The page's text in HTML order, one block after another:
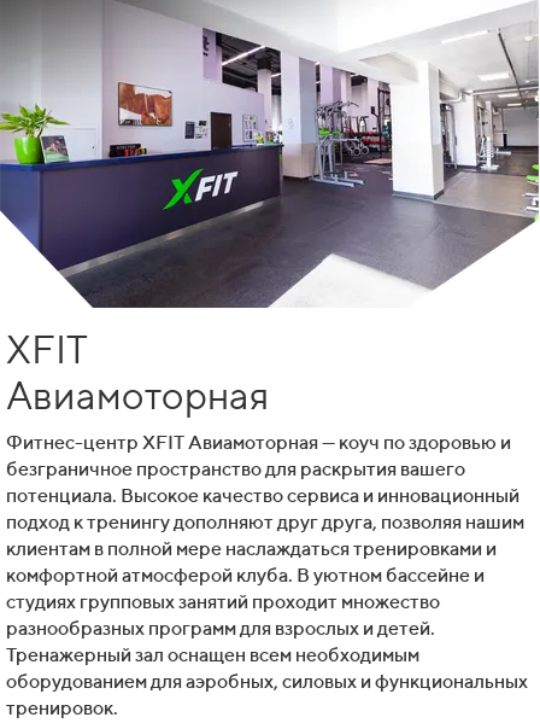
XFIT
Авиамоторная
Фитнес-центр XFIT Авиамоторная — коуч по здоровью и
безграничное пространство для раскрытия вашего
потенциала. Высокое качество сервиса и инновационный
подход к тренингу дополняют друг друга, позволяя нашим
клиентам в полной мере наслаждаться тренировками и
комфортной атмосферой клуба. В уютном бассейне и
студиях групповых занятий проходит множество
разнообразных программ для взрослых и детей.
Тренажерный зал оснащен всем необходимым
оборудованием для аэробных, силовых и функциональных
тренировок.